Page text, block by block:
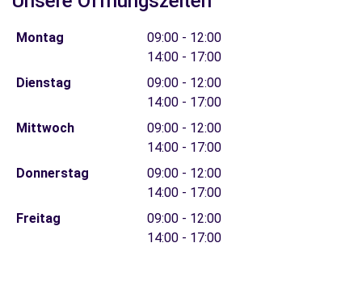
Montag
09:00 - 12:00
14:00 - 17:00
Dienstag
09:00 - 12:00
14:00 - 17:00
Mittwoch
09:00 - 12:00
14:00 - 17:00
Donnerstag
09:00 - 12:00
14:00 - 17:00
Freitag
09:00 - 12:00
14:00 - 17:00